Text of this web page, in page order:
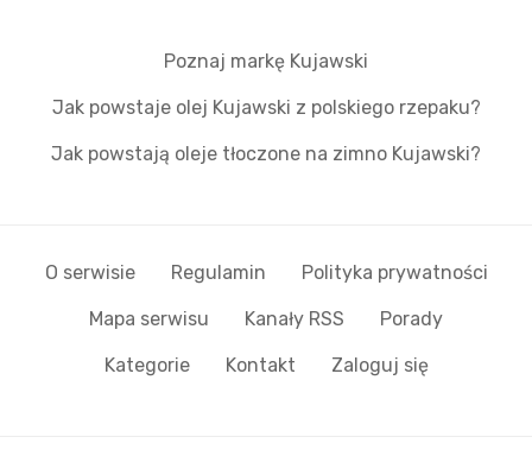
Poznaj markę Kujawski
Jak powstaje olej Kujawski z polskiego rzepaku?
Jak powstają oleje tłoczone na zimno Kujawski?
O serwisie Regulamin Polityka prywatności
Mapa serwisu Kanały RSS Porady
Kategorie Kontakt Zaloguj się